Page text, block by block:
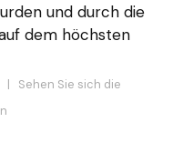
und durch die
dem höchsten
| Sehen Sie sich die